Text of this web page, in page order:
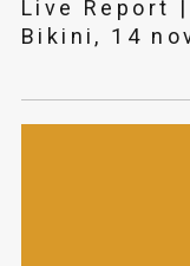
Live Report
Bikini, 14